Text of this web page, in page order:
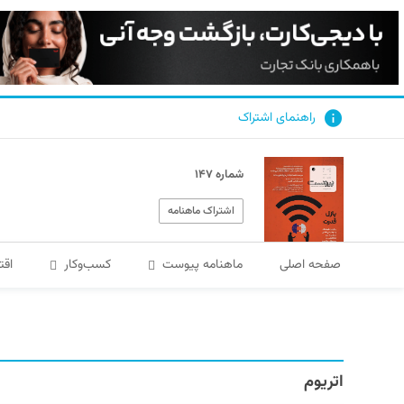
راهنمای اشتراک
شماره ۱۴۷
اشتراک ماهنامه
صفحه اصلی ماهنامه پیوست کسب‌و‌کار
اتریوم